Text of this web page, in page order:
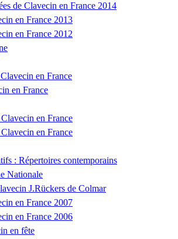
de Clavecin en France 2014
en France 2013
en France 2012
en France
en France
en France
en France
: Répertoires contemporains
Nationale
J.Rückers de Colmar
en France 2007
en France 2006
en fête